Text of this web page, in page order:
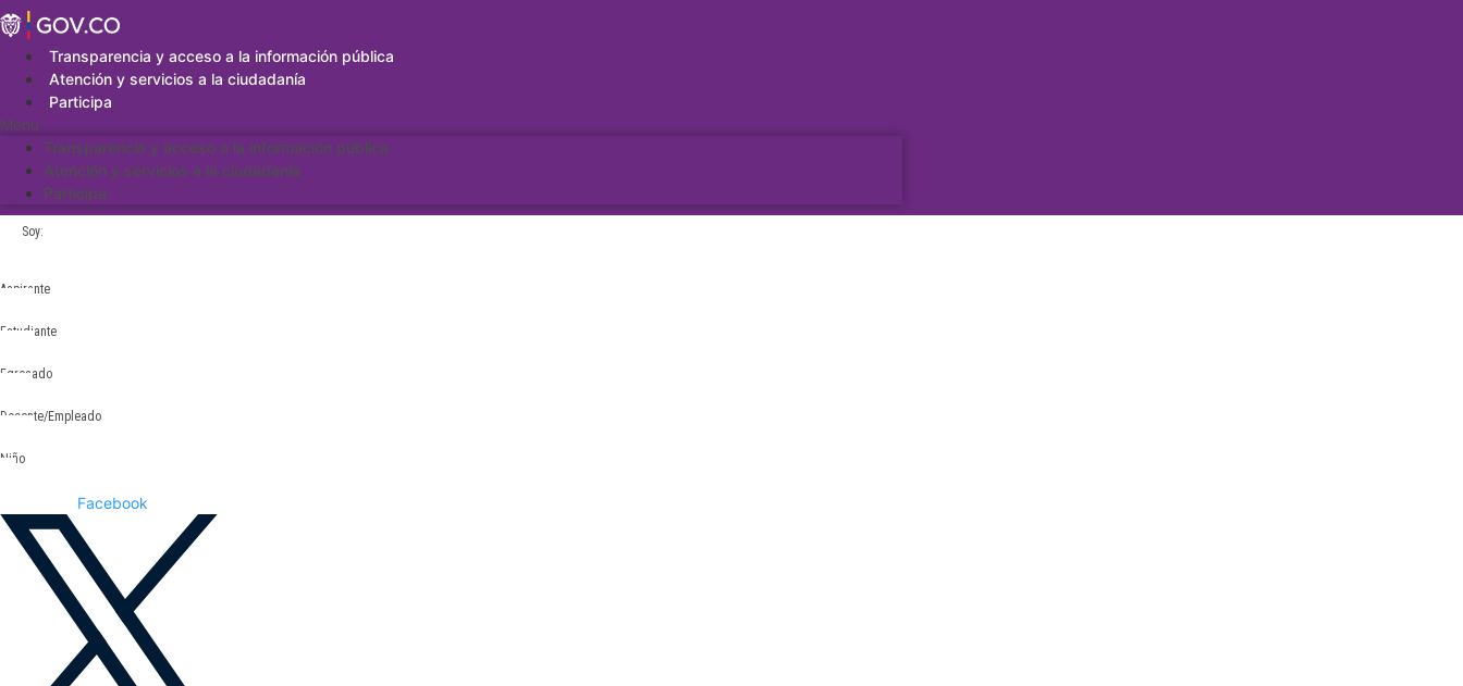
Saltar
al
contenidoTransparencia y acceso a la información pública
Atención y servicios a la ciudadanía
Participa
Menu
Transparencia y acceso a la información pública
Atención y servicios a la ciudadanía
Participa
Soy:
Aspirante
Estudiante
Egresado
Docente/Empleado
Niño
Facebook